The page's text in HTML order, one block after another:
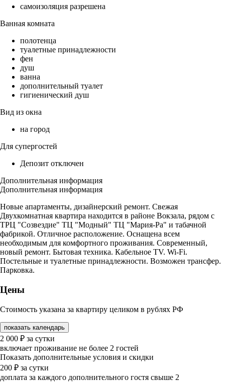
самоизоляция разрешена
Ванная комната
полотенца
туалетные принадлежности
фен
душ
ванна
дополнительный туалет
гигиенический душ
Вид из окна
на город
Для супергостей
Депозит отключен
Дополнительная информация
Дополнительная информация
Новые апартаменты, дизайнерский ремонт. Свежая
Двухкомнатная квартира находится в районе Вокзала, рядом с
ТРЦ "Созвездие" ТЦ "Модный" ТЦ "Мария-Ра" и табачной
фабрикой. Отличное расположение. Оснащена всем
необходимым для комфортного проживания. Современный,
новый ремонт. Бытовая техника. Кабельное TV. Wi-Fi.
Постельные и туалетные принадлежности. Возможен трансфер.
Парковка.
Цены
Стоимость указана за квартиру целиком в рублях РФ
показать календарь
2 000 ₽ за сутки
включает проживание не более 2 гостей
Показать дополнительные условия и скидки
200 ₽ за сутки
доплата за каждого дополнительного гостя свыше 2